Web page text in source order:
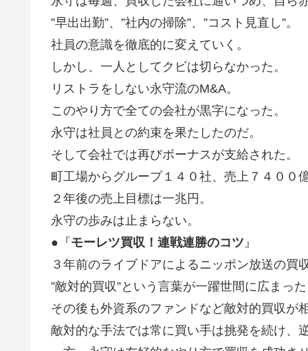
”早出出勤”、”社内の掃除”、”コスト見直し”。
社員の意識を徹底的に変えていく。
しかし、一人としてクビは切らなかった。
リストラをしない永守流のM&A。
このやり方で全ての会社が黒字になった。
永守は社員との約束を果たしたのだ。
そして会社では再びボーナスが支給された。
町工場からグループ１４０社、売上７４００
２年後の売上目標は一兆円。
永守の歩みは止まらない。
●『モーレツ買収！連戦連勝のコツ 』
３年前のライブドアによるニッポン放送の買
”敵対的買収”という言葉が一躍世間に広まっ
その後も外資系のファンドなど敵対的買収が
敵対的な手法では常に買い手は挑発を続け、